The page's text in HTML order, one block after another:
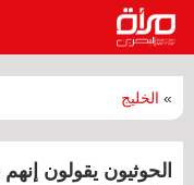
» الخليج
الحوثيون يقولون